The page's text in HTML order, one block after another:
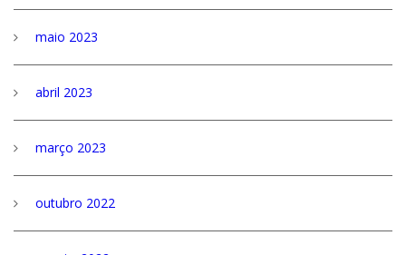
maio 2023
abril 2023
março 2023
outubro 2022